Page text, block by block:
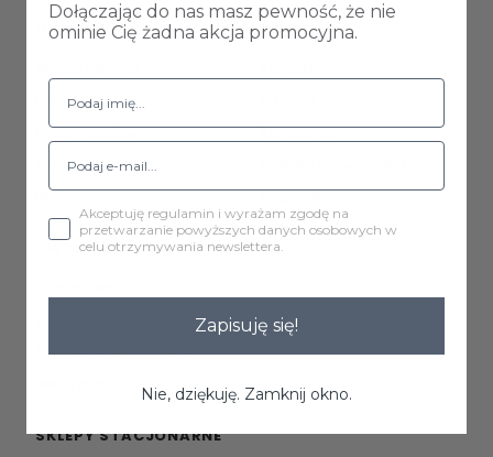
INFORMACJE
Raty 0%
Koszty dostawy
Zwroty i reklamacje
Blog
POMOC
Regulamin
Mapa strony
TWOJE KONTO
Śledzenie zamówienia
SKLEPY STACJONARNE
Dołączając do nas masz pewność, że nie
ominie Cię żadna akcja promocyjna.
Akceptuję regulamin i wyrażam zgodę na
przetwarzanie powyższych danych osobowych w
celu otrzymywania newslettera.
Zapisuję się!
Nie, dziękuję. Zamknij okno.